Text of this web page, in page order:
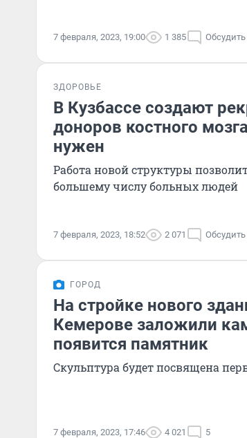
7 февраля, 2023, 19:00 1 385 Обсудить
ЗДОРОВЬЕ
В Кузбассе создают
доноров костного
нужен
Работа новой структуры
большему числу больных людей
7 февраля, 2023, 18:52 2 071 Обсудить
ГОРОД
На стройке нового
Кемерове заложили
появится памятник
Скульптура будет посвящена
7 февраля, 2023, 17:46 4 021 5